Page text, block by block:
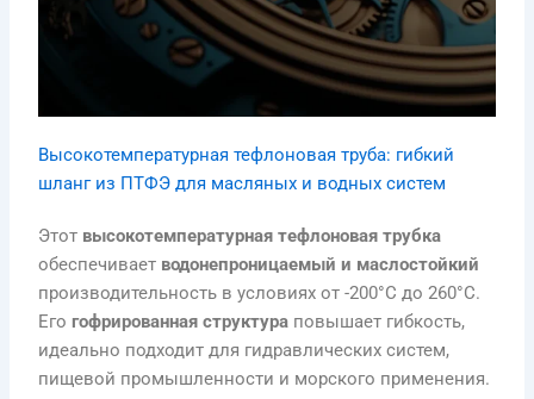
Высокотемпературная тефлоновая труба: гибкий
шланг из ПТФЭ для масляных и водных систем
Этот высокотемпературная тефлоновая трубка
обеспечивает водонепроницаемый и маслостойкий
производительность в условиях от -200°C до 260°C.
Егогофрированная структура повышает гибкость,
идеально подходит для гидравлических систем,
пищевой промышленности и морского применения.